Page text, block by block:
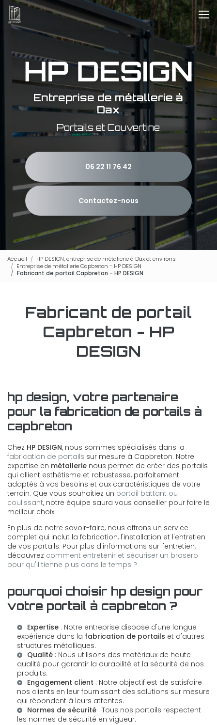
Aller
contenu
principal
Entreprise de métallerie à
Dax
Portails et Couvertine
06 22 11 76 42
Contactez-nous
Accueil
HP DESIGN, entreprise de métallerie à Dax et environs
Entreprise de métallerie Capbreton - HP DESIGN
Fabricant de portail Capbreton - HP DESIGN
Fabricant de portail
Capbreton - HP
DESIGN
hp design, votre partenaire
pour la fabrication de portails à
capbreton
Chez HP DESIGN, nous sommes spécialisés dans la
fabrication de portails sur mesure à Capbreton. Notre
expertise en métallerie nous permet de créer des portails
qui allient esthétisme et robustesse, parfaitement
adaptés à vos besoins et aux caractéristiques de votre
terrain. Que vous souhaitiez un portail battant ou
coulissant, notre équipe saura vous conseiller pour faire le
meilleur choix.
En plus de notre savoir-faire, nous offrons un service
complet qui inclut la fabrication, l'installation et l'entretien
de vos portails. Pour plus d'informations sur l'entretien,
découvrez comment entretenir et sécuriser un brasero
pour qu'il tienne plus dans le temps ?
pourquoi choisir hp design pour
votre portail à capbreton ?
Expertise : Notre entreprise dispose d'une longue
expérience dans la fabrication de portails et d'autres
structures métalliques.
Qualité : Nous utilisons des matériaux de haute
qualité pour garantir la durabilité et la sécurité de nos
produits.
Engagement client : Notre objectif est de satisfaire
nos clients en leur fournissant des solutions sur mesure
qui répondent à leurs attentes.
Normes de sécurité : Tous nos portails respectent
les normes de sécurité en vigueur.